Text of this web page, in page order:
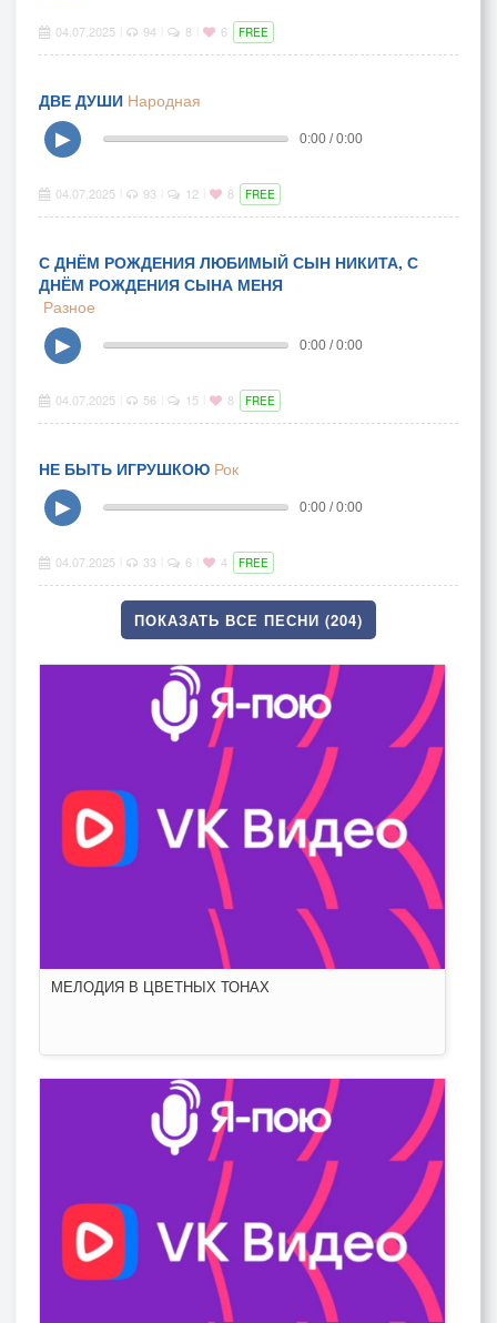
04.07.2025 94 8 6 FREE
ДВЕ ДУШИ Народная
▶
0:00 / 0:00
04.07.2025 93 12 8 FREE
С ДНЁМ РОЖДЕНИЯ ЛЮБИМЫЙ СЫН НИКИТА, С
ДНЁМ РОЖДЕНИЯ СЫНА МЕНЯ
Разное
▶
0:00 / 0:00
04.07.2025 56 15 8 FREE
НЕ БЫТЬ ИГРУШКОЮ Рок
▶
0:00 / 0:00
04.07.2025 33 6 4 FREE
ПОКАЗАТЬ ВСЕ ПЕСНИ (204)
МЕЛОДИЯ В ЦВЕТНЫХ ТОНАХ